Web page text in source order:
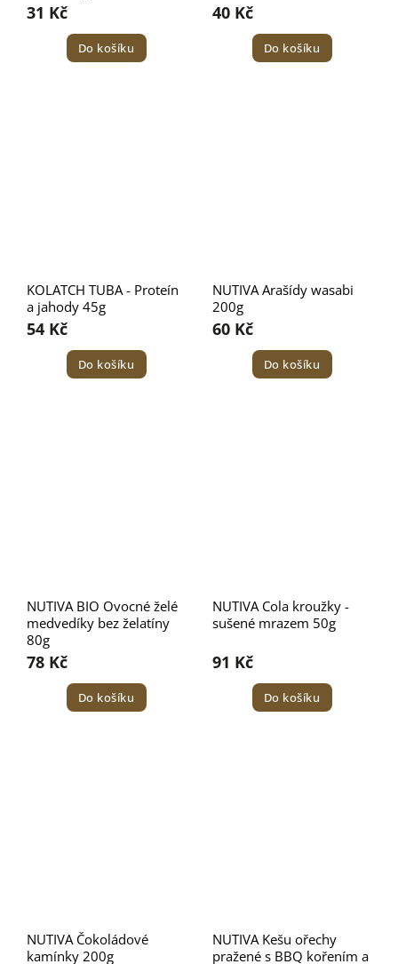
31 Kč
Do košíku
40 Kč
Do košíku
KOLATCH TUBA - Proteín
a jahody 45g
54 Kč
Do košíku
NUTIVA Arašídy wasabi
200g
60 Kč
Do košíku
NUTIVA BIO Ovocné želé
medvedíky bez želatíny
80g
78 Kč
Do košíku
NUTIVA Cola kroužky -
sušené mrazem 50g
91 Kč
Do košíku
NUTIVA Čokoládové
kamínky 200g
NUTIVA Kešu ořechy
pražené s BBQ kořením a